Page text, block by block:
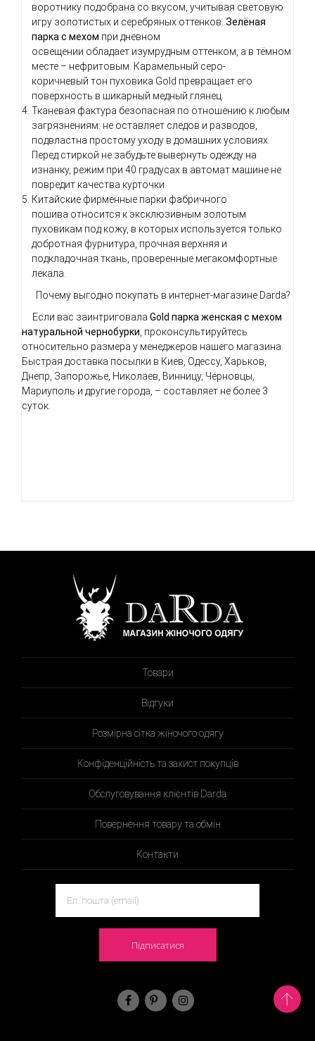
воротнику подобрана со вкусом, учитывая световую
игру золотистых и серебряных оттенков. Зелёная
парка с мехом при дневном
освещении обладает изумрудным оттенком, а в тёмном
месте – нефритовым. Карамельный серо-
коричневый тон пуховика Gold превращает его
поверхность в шикарный медный глянец.
Тканевая фактура безопасная по отношению к любым
загрязнениям: не оставляет следов и разводов,
подвластна простому уходу в домашних условиях.
Перед стиркой не забудьте вывернуть одежду на
изнанку, режим при 40 градусах в автомат машине не
повредит качества курточки.
Китайские фирменные парки фабричного
пошива относится к эксклюзивным золотым
пуховикам под кожу, в которых используется только
добротная фурнитура, прочная верхняя и
подкладочная ткань, проверенные мегакомфортные
лекала.
Почему выгодно покупать в интернет-магазине Darda?
Если вас заинтриговала Gold парка женская с мехом
натуральной чернобурки , проконсультируйтесь
относительно размера у менеджеров нашего магазина.
Быстрая доставка посылки в Киев, Одессу, Харьков,
Днепр, Запорожье, Николаев, Винницу, Черновцы,
Мариуполь и другие города, – составляет не более 3
суток.
Товари
Відгуки
Розмірна сітка жіночого одягу
Конфіденційність та захист покупців
Обслуговування клієнтів Darda
Повернення товару та обмін
Контакти
Підписатися